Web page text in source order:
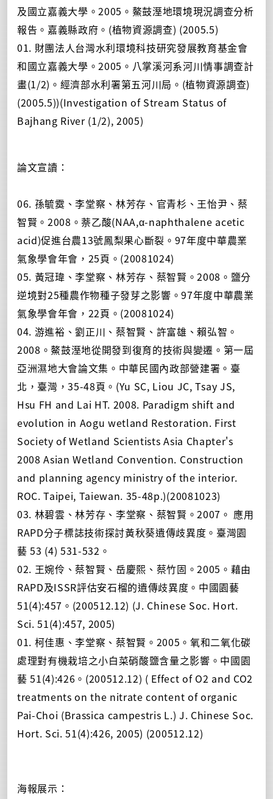
及國立嘉義大學。2005。鰲鼓溼地環境現況調查分析
報告。嘉義縣政府。(植物資源調查) (2005.5)
01. 財團法人台灣水利環境科技研究發展教育基金會
和國立嘉義大學。2005。八掌溪河系河川情事調查計
畫(1/2)。經濟部水利署第五河川局。(植物資源調查)
(2005.5))(Investigation of Stream Status of
Bajhang River (1/2), 2005)
論文宣讀：
06. 孫毓霙、李堂察、林芳存、官青杉、王怡尹、蔡
智賢。2008。萘乙酸(NAA,α-naphthalene acetic
acid)促進台農13號鳳梨果心斷裂。97年度中華農業
氣象學會年會，25頁。(20081024)
05. 黃冠瑋、李堂察、林芳存、蔡智賢。2008。鹽分
逆境對25種農作物種子發芽之影響。97年度中華農業
氣象學會年會，22頁。(20081024)
04. 游進裕、劉正川、蔡智賢、許富雄、賴弘智。
2008。鰲鼓溼地從開發到復育的技術與變遷。第一屆
亞洲濕地大會論文集。中華民國內政部營建署。臺
北，臺灣，35-48頁。(Yu SC, Liou JC, Tsay JS,
Hsu FH and Lai HT. 2008. Paradigm shift and
evolution in Aogu wetland Restoration. First
Society of Wetland Scientists Asia Chapter's
2008 Asian Wetland Convention. Construction
and planning agency ministry of the interior.
ROC. Taipei, Taiewan. 35-48p.)(20081023)
03. 林碧雲、林芳存、李堂察、蔡智賢。2007。 應用
RAPD分子標誌技術探討黃秋葵遺傳歧異度。臺灣園
藝 53 (4) 531-532。
02. 王婉伶、蔡智賢、岳慶熙、蔡竹固。2005。藉由
RAPD及ISSR評估安石榴的遺傳歧異度。中國園藝
51(4):457。(200512.12) (J. Chinese Soc. Hort.
Sci. 51(4):457, 2005)
01. 柯佳惠、李堂察、蔡智賢。2005。氧和二氧化碳
處理對有機栽培之小白菜硝酸鹽含量之影響。中國園
藝 51(4):426。(200512.12) ( Effect of O2 and CO2
treatments on the nitrate content of organic
Pai-Choi (Brassica campestris L.) J. Chinese Soc.
Hort. Sci. 51(4):426, 2005) (200512.12)
海報展示：